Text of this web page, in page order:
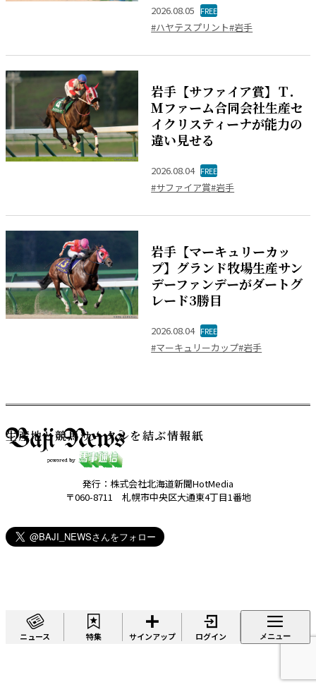
2026.08.05 FREE
#ハヤテスプリント#岩手
岩手【サファイア賞】Ｔ．
Ｍファーム合同会社生産セ
イクリスティーナが能力の
違い見せる
2026.08.04 FREE
#サファイア賞#岩手
岩手【マーキュリーカッ
プ】グランド牧場生産サン
デーファンデーがダートグ
レード3勝目
2026.08.04 FREE
#マーキュリーカップ#岩手
生産地と競馬サークルを結ぶ情報紙
発行：株式会社北海道新聞HotMedia
〒060-8711 札幌市中央区大通東4丁目1番地
ニュース 特集 サインアップ ログイン メニュー